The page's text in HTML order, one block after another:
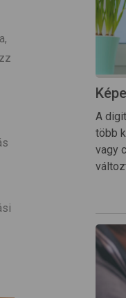
A
több
vagy